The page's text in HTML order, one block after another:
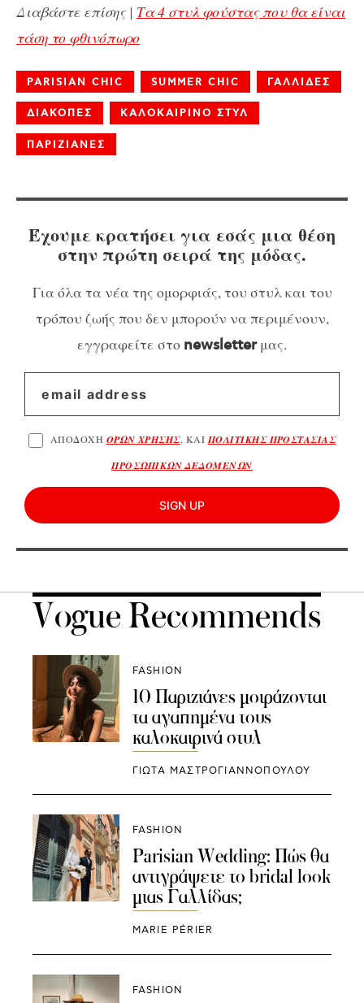
Διαβάστε επίσης | Τα 4 στυλ φούστας που θα είναι
τάση το φθινόπωρο
PARISIAN CHIC SUMMER CHIC ΓΑΛΛΙΔΕΣ
ΔΙΑΚΟΠΕΣ ΚΑΛΟΚΑΙΡΙΝΟ ΣΤΥΛ
ΠΑΡΙΖΙΑΝΕΣ
Έχουμε κρατήσει για εσάς μια θέση
στην πρώτη σειρά της μόδας.
Για όλα τα νέα της ομορφιάς, του στυλ και του
τρόπου ζωής που δεν μπορούν να περιμένουν,
εγγραφείτε στο newsletterμας.
ΑΠΟΔΟΧΗ ΟΡΩΝ ΧΡΗΣΗΣ, ΚΑΙ ΠΟΛΙΤΙΚΗΣ ΠΡΟΣΤΑΣΙΑΣ
ΠΡΟΣΩΠΙΚΩΝ ΔΕΔΟΜΕΝΩΝ
SIGN UP
Vogue Recommends
FASHION
10 Παριζιάνες μοιράζονται
τα αγαπημένα τους
καλοκαιρινά στυλ
ΓΙΩΤΑ ΜΑΣΤΡΟΓΙΑΝΝΟΠΟΥΛΟΥ
FASHION
Parisian Wedding: Πώς θα
αντιγράψετε το bridal look
μιας Γαλλίδας;
MARIE PÉRIER
FASHION